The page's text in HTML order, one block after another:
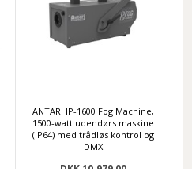
ANTARI IP-1600 Fog Machine,
1500-watt udendørs maskine
(IP64) med trådløs kontrol og
DMX